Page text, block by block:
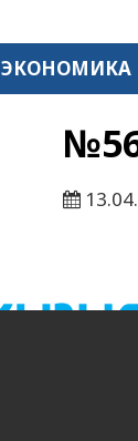
ЭКОНОМИКА